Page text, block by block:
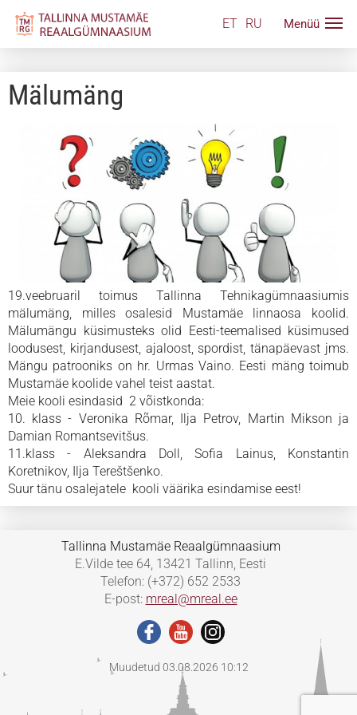
ET RU
Mälumäng
19.veebruaril toimus Tallinna Tehnikagümnaasiumis
mälumäng, milles osalesid Mustamäe linnaosa koolid.
Mälumängu küsimusteks olid Eesti-teemalised küsimused
loodusest, kirjandusest, ajaloost, spordist, tänapäevast jms.
Mängu patrooniks on hr. Urmas Vaino. Eesti mäng toimub
Mustamäe koolide vahel teist aastat.
Meie kooli esindasid 2 võistkonda:
10. klass - Veronika Rõmar, Ilja Petrov, Martin Mikson ja
Damian Romantsevitšus.
11.klass - Aleksandra Doll, Sofia Lainus, Konstantin
Koretnikov, Ilja Tereštšenko.
Suur tänu osalejatele kooli väärika esindamise eest!
Tallinna Mustamäe Reaalgümnaasium
E.Vilde tee 64, 13421 Tallinn, Eesti
Telefon: (+372) 652 2533
E-post: mreal@mreal.ee
Muudetud 03.08.2026 10:12